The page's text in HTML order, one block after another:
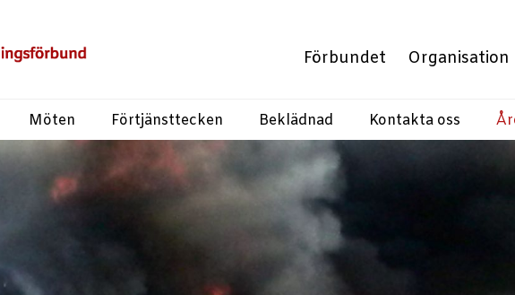
Förbundet Organisation
Möten Förtjänsttecken Beklädnad Kontakta oss